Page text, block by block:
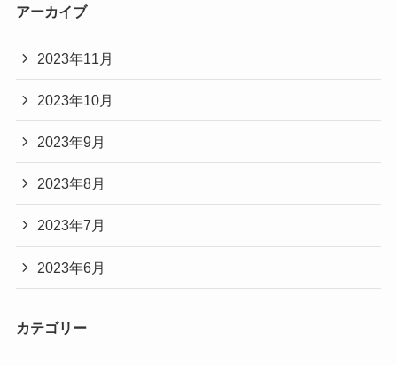
アーカイブ
2023年11月
2023年10月
2023年9月
2023年8月
2023年7月
2023年6月
カテゴリー